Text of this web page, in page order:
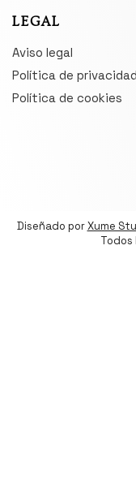
LEGAL
Aviso legal
Política de privacidad
Política de cookies
Diseñado porXume
Todos